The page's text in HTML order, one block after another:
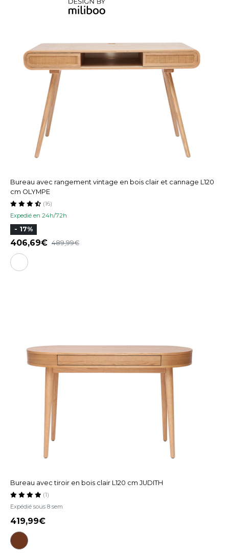
Bureau avec rangement vintage en bois clair et cannage L120
cm OLYMPE
Expedié en 24h/72h
(16)
- 17%
406,69 489,99
Bureau avec tiroir en bois clair L120 cm JUDITH
Expédié sous 8 sem
(1)
419,99